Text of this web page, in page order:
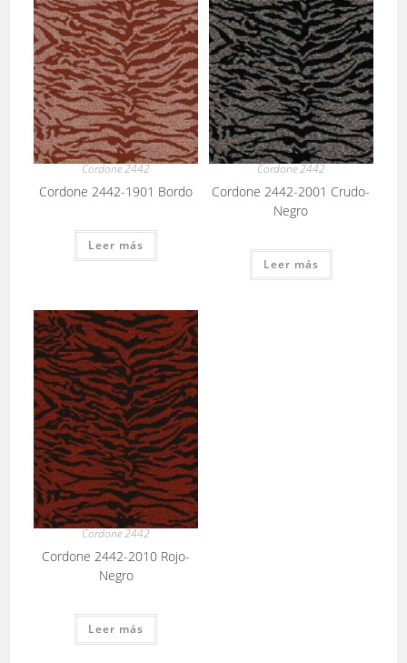
Cordone 2442
Cordone 2442-1901 Bordo
Leer más
Cordone 2442
Cordone 2442-2001 Crudo-
Negro
Leer más
Cordone 2442
Cordone 2442-2010 Rojo-
Negro
Leer más